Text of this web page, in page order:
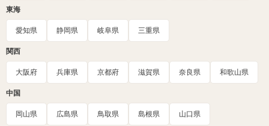
東海
愛知県 静岡県 岐阜県 三重県
関西
大阪府 兵庫県 京都府 滋賀県 奈良県 和歌山県
中国
岡山県 広島県 鳥取県 島根県 山口県